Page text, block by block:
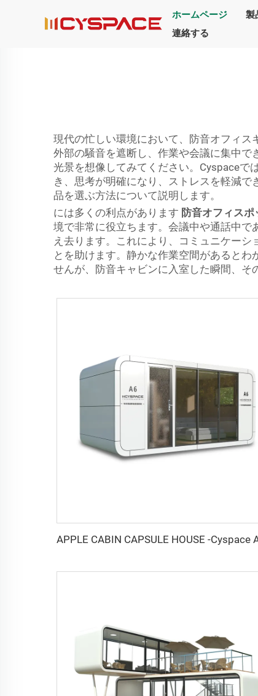
ホームページ 製
連絡する
現代の忙しい環境において、防音オフィス
外部の騒音を遮断し、作業や会議に集中
光景を想像してみてください。Cyspaceで
き、思考が明確になり、ストレスを軽減
品を選ぶ方法について説明します。
には多くの利点があります 防音オフィスポ
境で非常に役立ちます。会議中や通話中
え去ります。これにより、コミュニケー
とを助けます。静かな作業空間があると
せんが、防音キャビンに入室した瞬間、そ